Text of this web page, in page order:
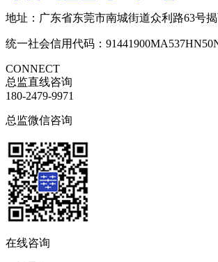
地址：广东省东莞市南城街道众利路63号
统一社会信用代码：
CONNECT
总监直线咨询
180-2479-9971
总监微信咨询
在线咨询